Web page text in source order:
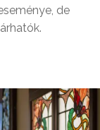
de